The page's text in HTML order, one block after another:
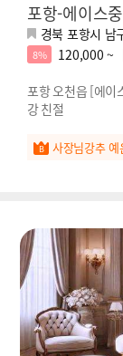
포항-에이스
경북 포항시 남
8% 120,000 ~
포항 오천읍 [에
강 친절
사장님강추 예